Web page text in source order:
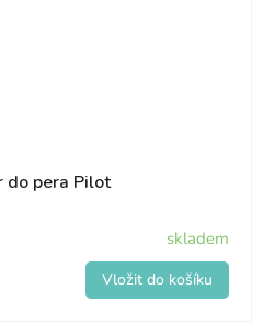
do pera Pilot
skladem